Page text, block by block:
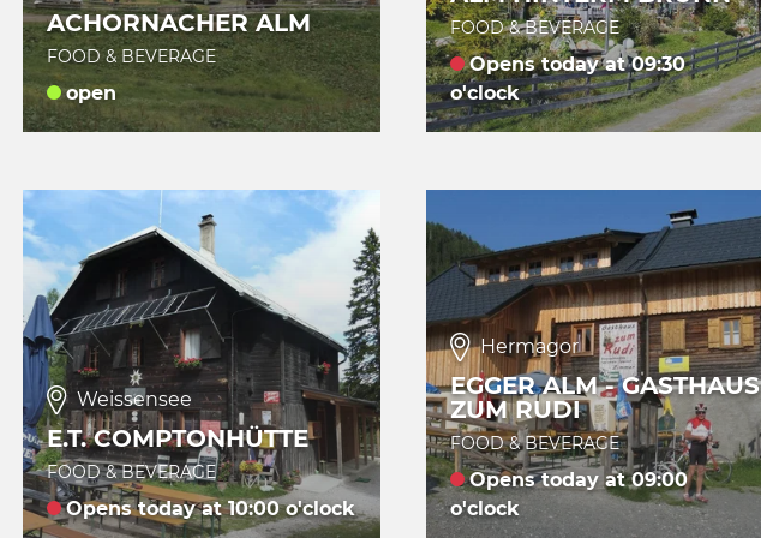
ACHORNACHER ALM
FOOD & BEVERAGE
open
FOOD & BEVERAGE
Opens today at 09:30
o'clock
Weissensee
E.T. COMPTONHÜTTE
FOOD & BEVERAGE
Opens today at 10:00 o'clock
Hermagor
EGGER ALM - GASTHAUS
ZUM RUDI
FOOD & BEVERAGE
Opens today at 09:00
o'clock